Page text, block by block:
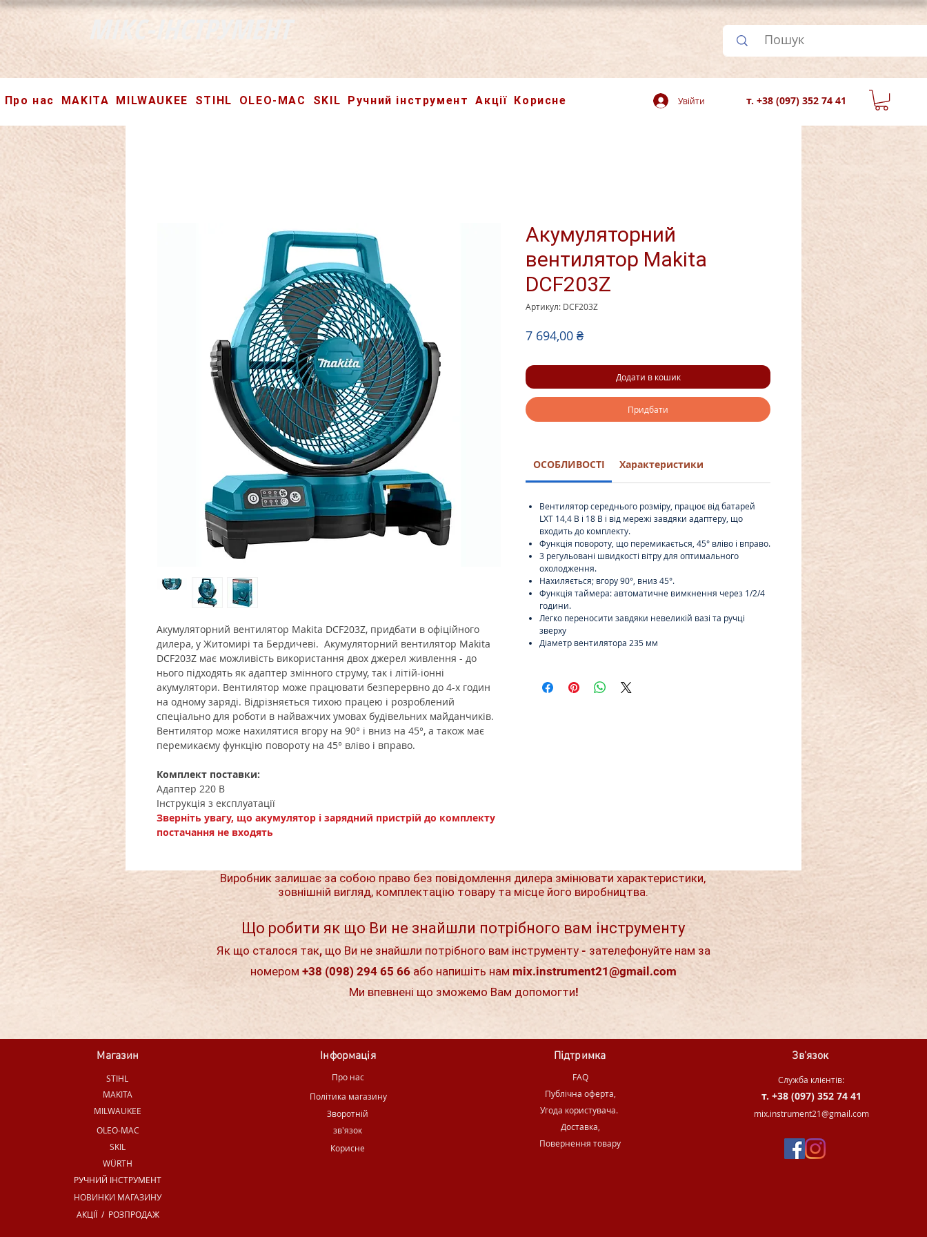
МІКС-ІНСТРУМЕНТ
Про нас MAKITA MILWAUKEE STIHL OLEO-MAC SKIL Ручний інструмент Акції Корисне т. +38 (097) 352 74 41
Увійти
Акумуляторний вентилятор Makita DCF203Z, придбати в офіційного
дилера, у Житомирі та Бердичеві. Акумуляторний вентилятор Makita
DCF203Z має можливість використання двох джерел живлення - до
нього підходять як адаптер змінного струму, так і літій-іонні
акумулятори. Вентилятор може працювати безперервно до 4-х годин
на одному заряді. Відрізняється тихою працею і розроблений
спеціально для роботи в найважчих умовах будівельних майданчиків.
Вентилятор може нахилятися вгору на 90° і вниз на 45°, а також має
перемикаєму функцію повороту на 45° вліво і вправо.
Комплект поставки:
Адаптер 220 В
Інструкція з експлуатації
Зверніть увагу, що акумулятор і зарядний пристрій до комплекту
постачання не входять
Акумуляторний
вентилятор Makita
DCF203Z
Артикул: DCF203Z
7 694,00 ₴Ціна
Додати в кошик
Придбати
ОСОБЛИВОСТІ Характеристики
Вентилятор середнього розміру, працює від батарей
LXT 14,4 В і 18 В і від мережі завдяки адаптеру, що
входить до комплекту.
Функція повороту, що перемикається, 45° вліво і вправо.
3 регульовані швидкості вітру для оптимального
охолодження.
Нахиляється; вгору 90°, вниз 45°.
Функція таймера: автоматичне вимкнення через 1/2/4
години.
Легко переносити завдяки невеликій вазі та ручці
зверху
Діаметр вентилятора 235 мм
Виробник залишає за собою право без повідомлення дилера змінювати характеристики,
зовнішній вигляд, комплектацію товару та місце його виробництва.
Що робити як що Ви не знайшли потрібного вам інструменту
Як що сталося так, що Ви не знайшли потрібного вам інструменту - зателефонуйте нам за
номером +38 (098) 294 65 66 або напишіть нам mix.instrument21@gmail.com
Ми впевнені що зможемо Вам допомогти!
Магазин
STIHL
MAKITA
MILWAUKEE
OLEO-MAC
SKIL
WÜRTH
РУЧНИЙ ІНСТРУМЕНТ
НОВИНКИ МАГАЗИНУ
АКЦІЇ / РОЗПРОДАЖ
Інформація
Про нас
Політика магазину
Зворотній
зв'язок
Корисне
Підтримка
FAQ
Публічна оферта,
Угода користувача.
Доставка,
Повернення товару
Зв'язок
Служба клієнтів:
т. +38 (097) 352 74 41
mix.instrument21@gmail.com